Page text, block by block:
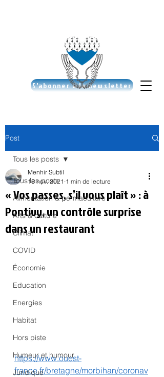
S'abonner à la newsletter
Post
Tous les posts
Alimentation & permaculture
Arts & culture
Climat
COVID
Économie
Education
Energies
Habitat
Hors piste
Humeur et humour
Juridique
Tous les posts
« Vos passes, s’il vous plaît » : à
Pontivy, un contrôle surprise
dans un restaurant
Menhir Subtil
18 nov. 2021 1 min de lecture
https://www.ouest-
france.fr/bretagne/morbihan/coronav